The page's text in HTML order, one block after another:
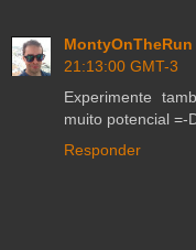
MontyOnTheRun
21:13:00 GMT-3
Experimente
muito potencial =-
Responder